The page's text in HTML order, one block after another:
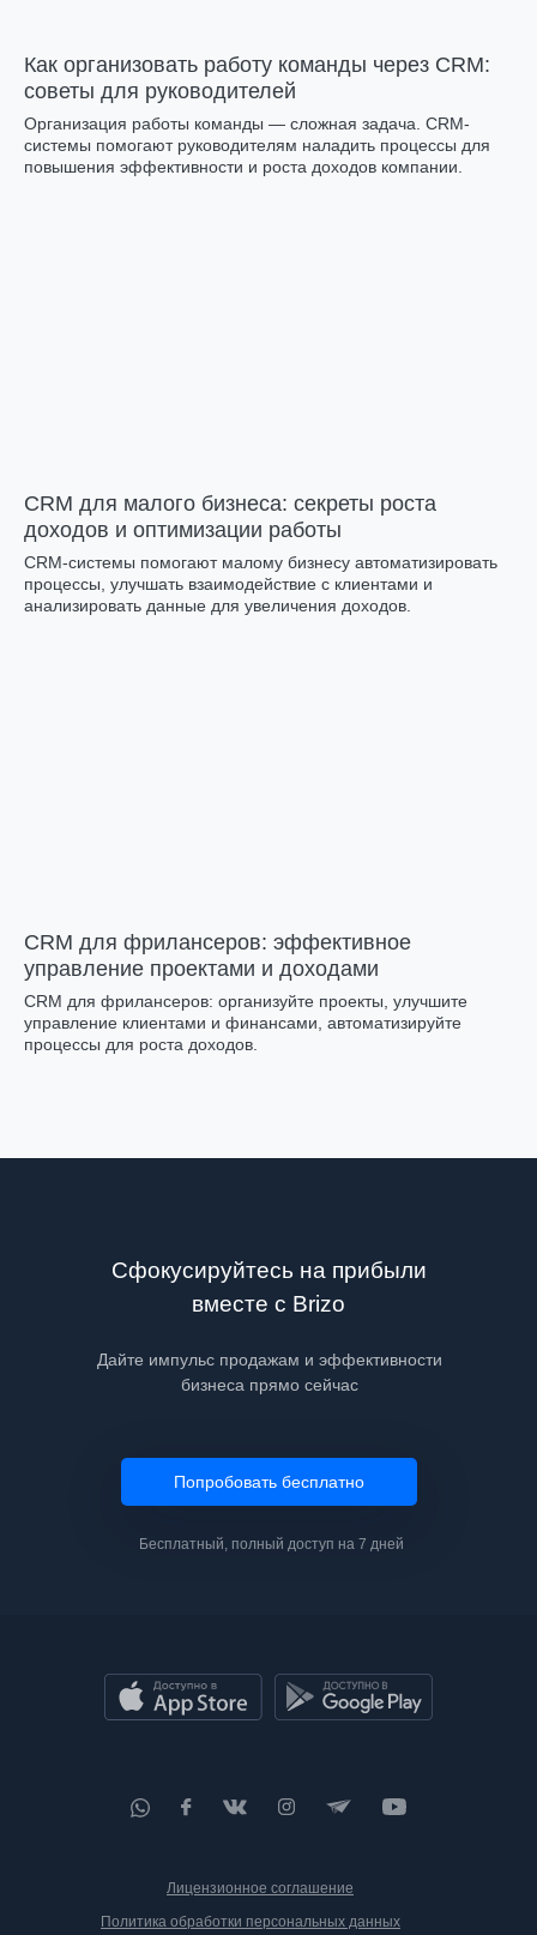
Как организовать работу команды через CRM:
советы для руководителей
Организация работы команды — сложная задача. CRM-
системы помогают руководителям наладить процессы для
повышения эффективности и роста доходов компании.
CRM для малого бизнеса: секреты роста
доходов и оптимизации работы
CRM-системы помогают малому бизнесу автоматизировать
процессы, улучшать взаимодействие с клиентами и
анализировать данные для увеличения доходов.
CRM для фрилансеров: эффективное
управление проектами и доходами
CRM для фрилансеров: организуйте проекты, улучшите
управление клиентами и финансами, автоматизируйте
процессы для роста доходов.
Лицензионное соглашение
Политика обработки персональных данных
Сфокусируйтесь на прибыли
вместе с Brizo
Дайте импульс продажам и эффективности
бизнеса прямо сейчас
Попробовать бесплатно
Бесплатный, полный доступ на 7 дней